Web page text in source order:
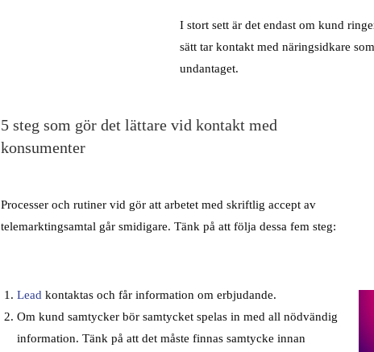
I stort sett är det endast om kund
sätt tar kontakt med näringsidkare
undantaget.
5 steg som gör det lättare vid kontakt med
konsumenter
Processer och rutiner vid gör att arbetet med skriftlig accept av
telemarktingsamtal går smidigare. Tänk på att följa dessa fem steg:
Lead kontaktas och får information om erbjudande.
Om kund samtycker bör samtycket spelas in med all nödvändig
information. Tänk på att det måste finnas samtycke innan